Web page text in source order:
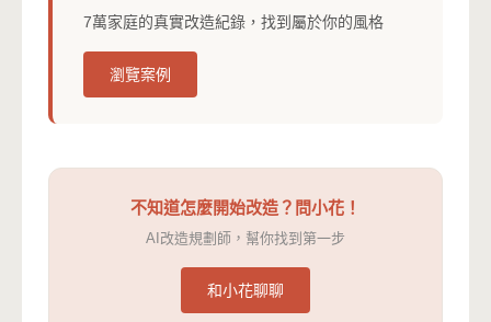
7萬家庭的真實改造紀錄，找到屬於你的風格
瀏覽案例
不知道怎麼開始改造？問小花！
AI改造規劃師，幫你找到第一步
和小花聊聊